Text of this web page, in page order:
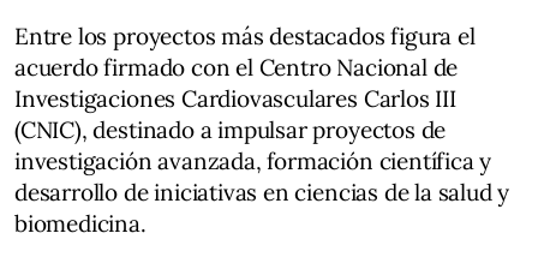
Entre los proyectos más destacados figura el
acuerdo firmado con el Centro Nacional de
Investigaciones Cardiovasculares Carlos III
(CNIC), destinado a impulsar proyectos de
investigación avanzada, formación científica y
desarrollo de iniciativas en ciencias de la salud y
biomedicina.